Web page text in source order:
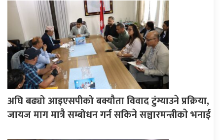
अघि बढ्यो आइएसपीको बक्यौता विवाद टुंग्याउने प्रक्रिया,
जायज माग मात्रै सम्बोधन गर्न सकिने सञ्चारमन्त्रीकाे भनाई